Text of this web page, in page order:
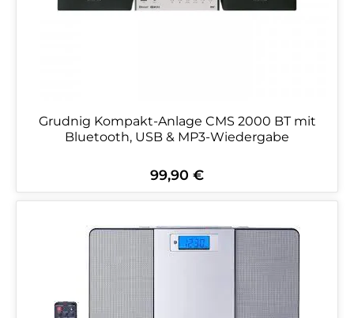
Grudnig Kompakt-Anlage CMS 2000 BT mit
Bluetooth, USB & MP3-Wiedergabe
Regulärer Preis:
99,90 €